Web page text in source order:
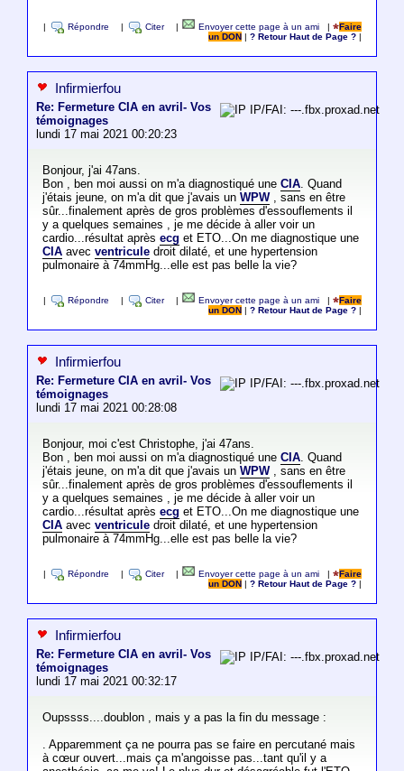
Répondre Citer Envoyer cette page à un ami |
Faire
un DON
|? Retour Haut de Page ?
Infirmierfou
Re: Fermeture CIA en avril- Vos
témoignages
lundi 17 mai 2021 00:20:23
IP/FAI: ---.fbx.proxad.net
Bonjour, j'ai 47ans.
Bon , ben moi aussi on m'a diagnostiqué une CIA. Quand
j'étais jeune, on m'a dit que j'avais un WPW, sans en être
sûr...finalement après de gros problèmes d'essouflements il
y a quelques semaines , je me décide à aller voir un
cardio...résultat après ecg et ETO...On me diagnostique une
CIAavec ventriculedroit dilaté, et une hypertension
pulmonaire à 74mmHg...elle est pas belle la vie?
Répondre Citer Envoyer cette page à un ami |
Faire
un DON
|? Retour Haut de Page ?
Infirmierfou
Re: Fermeture CIA en avril- Vos
témoignages
lundi 17 mai 2021 00:28:08
IP/FAI: ---.fbx.proxad.net
Bonjour, moi c'est Christophe, j'ai 47ans.
Bon , ben moi aussi on m'a diagnostiqué une CIA. Quand
j'étais jeune, on m'a dit que j'avais un WPW, sans en être
sûr...finalement après de gros problèmes d'essouflements il
y a quelques semaines , je me décide à aller voir un
cardio...résultat après ecg et ETO...On me diagnostique une
CIAavec ventriculedroit dilaté, et une hypertension
pulmonaire à 74mmHg...elle est pas belle la vie?
Répondre Citer Envoyer cette page à un ami |
Faire
un DON
|? Retour Haut de Page ?
Infirmierfou
Re: Fermeture CIA en avril- Vos
témoignages
lundi 17 mai 2021 00:32:17
IP/FAI: ---.fbx.proxad.net
Oupssss....doublon , mais y a pas la fin du message :
. Apparemment ça ne pourra pas se faire en percutané mais
à cœur ouvert...mais ça m'angoisse pas...tant qu'il y a